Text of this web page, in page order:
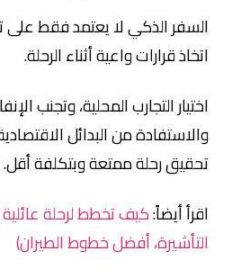
السفر الذكي لا يعتمد فقط على
اتخاذ قرارات واعية أثناء الرحلة.
اختيار التجارب المحلية، وتجنب
والاستفادة من البدائل
تحقيق رحلة ممتعة وبتكلفة أقل.
اقرأ أيضاً:كيف تخطط لرحلة
التأشيرة، أفضل خطوط الطيران)